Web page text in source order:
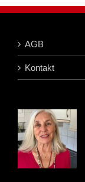
AGB
Kontakt